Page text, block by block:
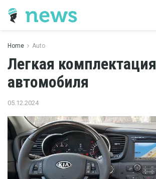
Home Auto
Легкая комплектация
автомобиля
05.12.2024